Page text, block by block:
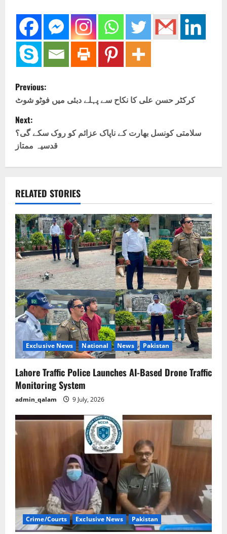
P
o
s
t
n
a
v
i
g
a
t
i
o
n
Previous:
کرکٹر حسن علی کا نکاح سے پہلے دبئی میں فوٹو شوٹ
Next:
سلامتی کونسل بھارت کے ناپاک عزائم کو روک سکے گی؟
قدسیہ ممتاز
RELATED STORIES
Exclusive News National News Pakistan
Lahore Traffic Police Launches AI-Based Drone Traffic
Monitoring System
admin_qalam 9 July, 2026
Crime/Courts Exclusive News Pakistan